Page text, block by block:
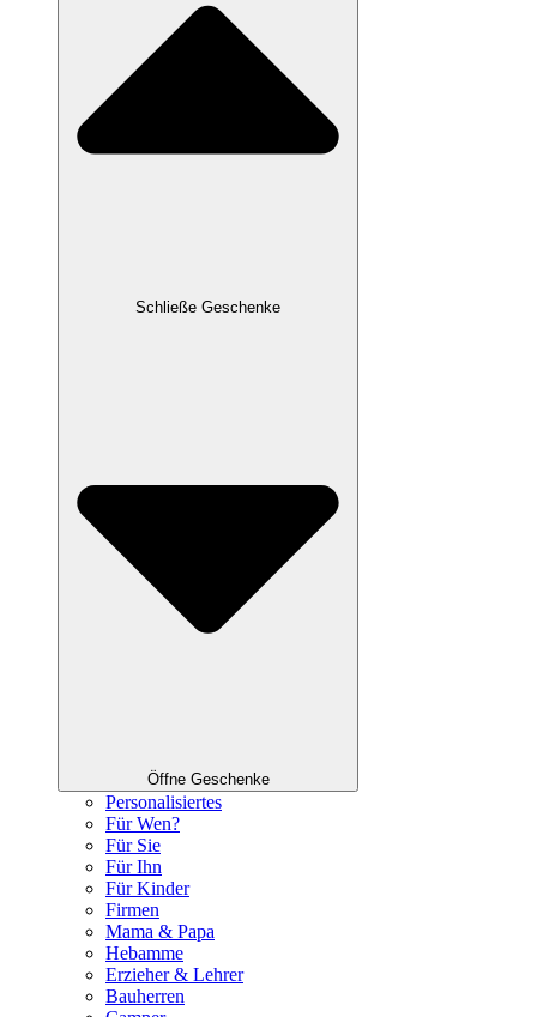
Schließe Geschenke
Öffne Geschenke
Personalisiertes
Für Wen?
Für Sie
Für Ihn
Für Kinder
Firmen
Mama & Papa
Hebamme
Erzieher & Lehrer
Bauherren